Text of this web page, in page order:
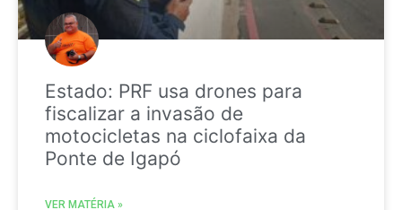
Estado: PRF usa drones para
fiscalizar a invasão de
motocicletas na ciclofaixa da
Ponte de Igapó
VER MATÉRIA »